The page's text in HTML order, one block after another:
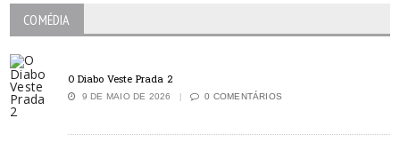
COMÉDIA
O Diabo Veste Prada 2
9 DE MAIO DE 2026 0 COMENTÁRIOS